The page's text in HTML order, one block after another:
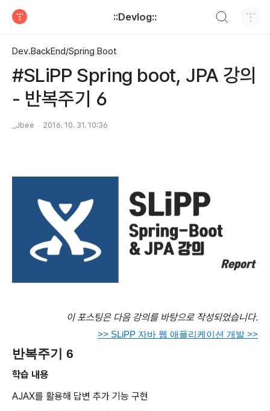
::Devlog::
Dev.BackEnd/Spring Boot
#SLiPP Spring boot, JPA 강의
- 반복주기 6
_Jbee 2016. 10. 31. 10:36
이 포스팅은 다음 강의를 바탕으로 작성되었습니다.
>> SLiPP 자바 웹 애플리케이션 개발 >>
반복주기 6
학습 내용
AJAX를 활용해 답변 추가 기능 구현